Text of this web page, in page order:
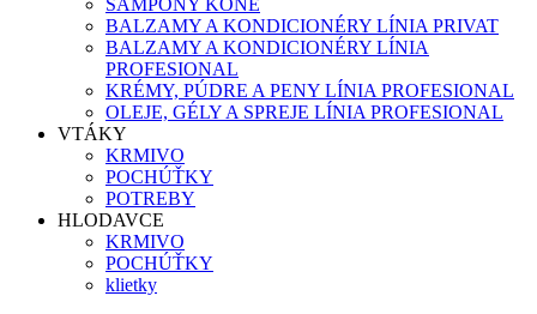
ŠAMPÓNY KONE
BALZAMY A KONDICIONÉRY LÍNIA PRIVAT
BALZAMY A KONDICIONÉRY LÍNIA
PROFESIONAL
KRÉMY, PÚDRE A PENY LÍNIA PROFESIONAL
OLEJE, GÉLY A SPREJE LÍNIA PROFESIONAL
VTÁKY
KRMIVO
POCHÚŤKY
POTREBY
HLODAVCE
KRMIVO
POCHÚŤKY
klietky